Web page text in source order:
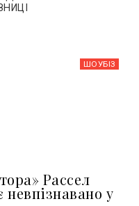
ШОУБIЗ
Рассел
невпізнавано у